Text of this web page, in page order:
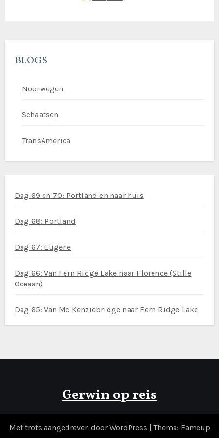
BLOGS
Noorwegen
Schaatsen
TransAmerica
Dag 69 en 70: Portland en naar huis
Dag 68: Portland
Dag 67: Eugene
Dag 66: Van Fern Ridge Lake naar Florence (Stille
Oceaan)
Dag 65: Van Mc Kenziebridge naar Fern Ridge Lake
Gerwin op reis
Met trots aangedreven door WordPress | Thema: Fameup